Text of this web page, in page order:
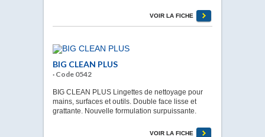
VOIR LA FICHE
BIG CLEAN PLUS
· Code 0542
BIG CLEAN PLUS Lingettes de nettoyage pour
mains, surfaces et outils. Double face lisse et
grattante. Nouvelle formulation surpuissante.
VOIR LA FICHE